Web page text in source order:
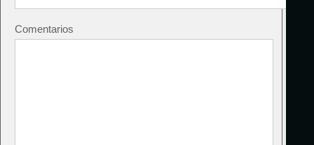
Comentarios